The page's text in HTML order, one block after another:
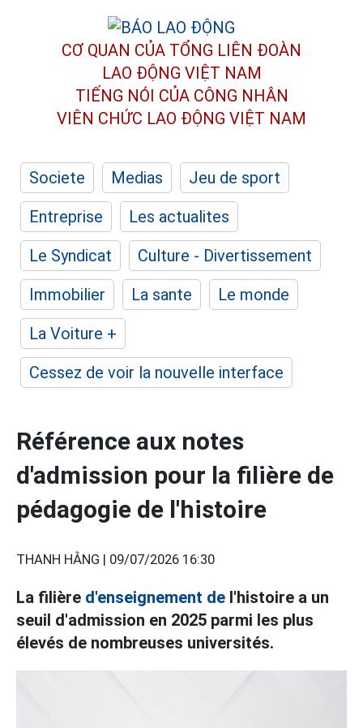
CƠ QUAN CỦA TỔNG LIÊN ĐOÀN
LAO ĐỘNG VIỆT NAM
TIẾNG NÓI CỦA CÔNG NHÂN
VIÊN CHỨC LAO ĐỘNG VIỆT NAM
Societe Medias
Jeu de sport
Entreprise
Les actualites
Le Syndicat
Culture - Divertissement
Immobilier
La sante
Le monde
La Voiture +
Cessez de voir la nouvelle interface
Référence aux notes
d'admission pour la filière de
pédagogie de l'histoire
THANH HẰNG | 09/07/2026 16:30
La filière d'enseignement de l'histoire a un
seuil d'admission en 2025 parmi les plus
élevés de nombreuses universités.